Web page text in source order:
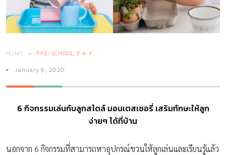
HOME PRE-SCHOOL 3-6 Y
January 9, 2020
6 กิจกรรมเล่นกับลูกสไตล์ มอนเตสเซอรี่ เสริมทักษะให้ลูก
ง่ายๆ ได้ที่บ้าน
นอกจาก 6 กิจกรรมที่สามารถหาอุปกรณ์ชวนให้ลูกเล่นและเรียนรู้แล้ว